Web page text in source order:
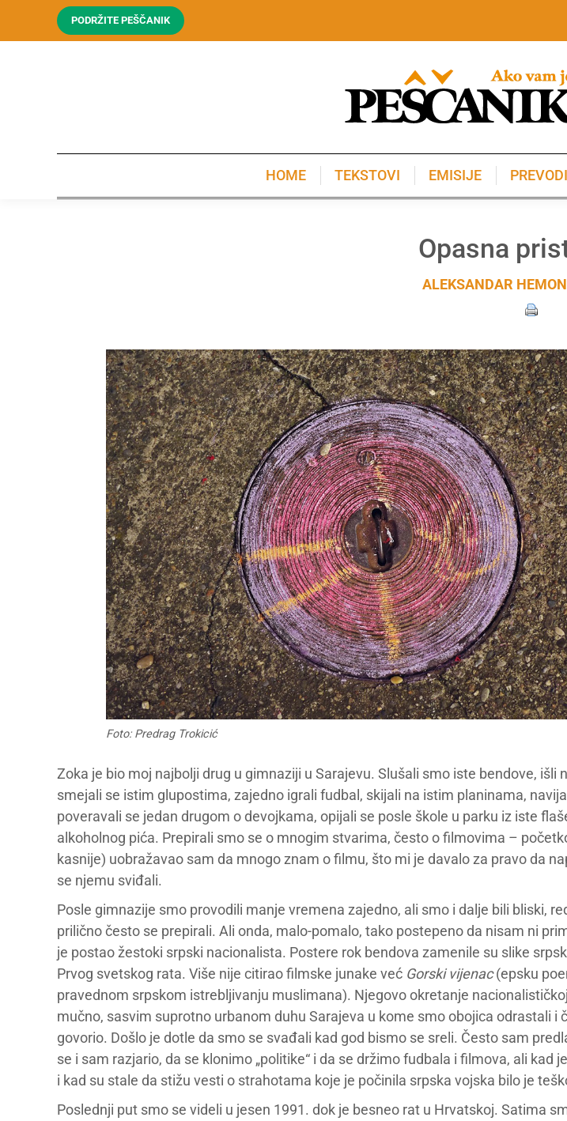
PODRŽITE PEŠČANIK
HOME TEKSTOVI EMISIJE PREVODI
Opasna
ALEKSANDAR HEMON
Foto: Predrag Trokicić
Zoka je bio moj najbolji drug u gimnaziji u Sarajevu. Slušali smo iste bendove, išli
smejali se istim glupostima, zajedno igrali fudbal, skijali na istim planinama,
poveravali se jedan drugom o devojkama, opijali se posle škole u parku iz iste
alkoholnog pića. Prepirali smo se o mnogim stvarima, često o filmovima –
kasnije) uobražavao sam da mnogo znam o filmu, što mi je davalo za pravo da
se njemu sviđali.
Posle gimnazije smo provodili manje vremena zajedno, ali smo i dalje bili bliski,
prilično često se prepirali. Ali onda, malo-pomalo, tako postepeno da nisam ni
je postao žestoki srpski nacionalista. Postere rok bendova zamenile su slike
Prvog svetskog rata. Više nije citirao filmske junake već Gorski vijenac(epsku
pravednom srpskom istrebljivanju muslimana). Njegovo okretanje
mučno, sasvim suprotno urbanom duhu Sarajeva u kome smo obojica odrastali i
govorio. Došlo je dotle da smo se svađali kad god bismo se sreli. Često sam
se i sam razjario, da se klonimo „politike“ i da se držimo fudbala i filmova, ali kad
i kad su stale da stižu vesti o strahotama koje je počinila srpska vojska bilo je
Poslednji put smo se videli u jesen 1991. dok je besneo rat u Hrvatskoj. Satima